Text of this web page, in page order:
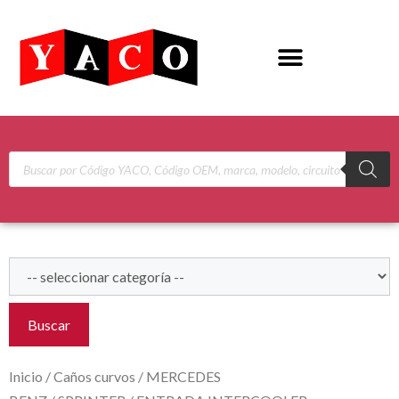
Buscar
Inicio /Caños curvos / MERCEDES